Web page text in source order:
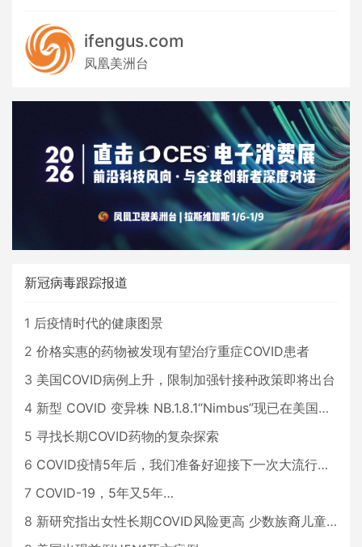
ifengus.com
凤凰美洲台
新冠病毒跟踪报道
1 后疫情时代的健康图景
2 价格实惠的药物被发现有望治疗重症COVID患者
3 美国COVID病例上升，限制加强针接种政策即将出台
4 新型 COVID 变异株 NB.1.8.1“Nimbus”现已在美国占据主导地位
5 寻找长期COVID药物的复杂探索
6 COVID疫情5年后，我们准备好迎接下一次大流行了吗？
7 COVID-19，5年又5年…
8 新研究指出女性长期COVID风险更高 少数族裔儿童存在差异